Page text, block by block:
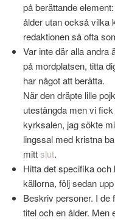
på berät­tande
ålder utan också vilka
redak­tio­nen så ofta
Var inte där alla andra
på mord­plat­sen, titta
har något att berätta.
När den dräpte lille
utestängda men vi
kyrk­salen, jag sökte
lingssal med kristna
mitt slut.
Hitta det speci­fika och
käl­lorna, följ sedan
Beskriv per­soner. I
titel och en ålder.